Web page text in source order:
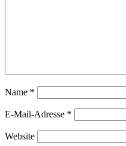
Name *
E-Mail-Adresse *
Website